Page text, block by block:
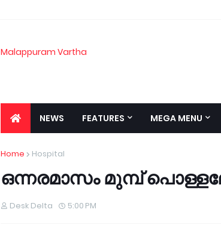
Malappuram Vartha
NEWS FEATURES MEGA MENU
Home Hospital
ഒ­ന്ന­ര­മാ­സം മുമ്പ്
Desk Delta 5:00 PM